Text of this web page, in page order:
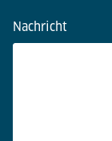
Nachricht